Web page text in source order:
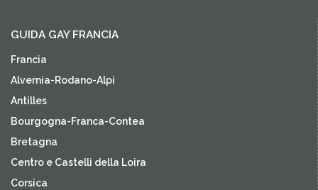
GUIDA GAY FRANCIA
Francia
Alvernia-Rodano-Alpi
Antilles
Bourgogna-Franca-Contea
Bretagna
Centro e Castelli della Loira
Corsica